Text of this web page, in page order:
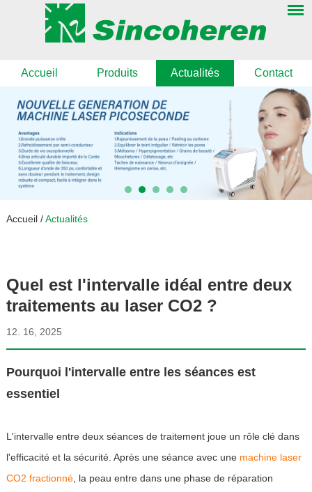
Accueil Produits Actualités Contact
Accueil /Actualités
Quel est l'intervalle idéal entre deux
traitements au laser CO2 ?
12. 16, 2025
Pourquoi l'intervalle entre les séances est
essentiel
L'intervalle entre deux séances de traitement joue un rôle clé dans
l'efficacité et la sécurité. Après une séance avec une machine laser
CO2 fractionné, la peau entre dans une phase de réparation